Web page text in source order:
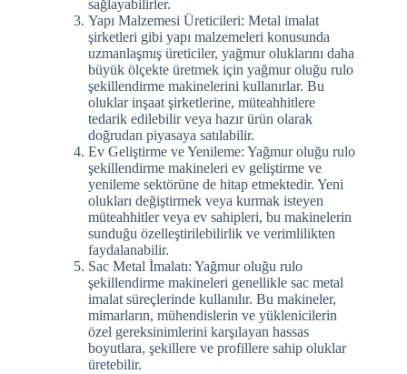
sağlayabilirler.
Yapı Malzemesi Üreticileri: Metal imalat
şirketleri gibi yapı malzemeleri konusunda
uzmanlaşmış üreticiler, yağmur oluklarını daha
büyük ölçekte üretmek için yağmur oluğu rulo
şekillendirme makinelerini kullanırlar. Bu
oluklar inşaat şirketlerine, müteahhitlere
tedarik edilebilir veya hazır ürün olarak
doğrudan piyasaya satılabilir.
Ev Geliştirme ve Yenileme: Yağmur oluğu rulo
şekillendirme makineleri ev geliştirme ve
yenileme sektörüne de hitap etmektedir. Yeni
olukları değiştirmek veya kurmak isteyen
müteahhitler veya ev sahipleri, bu makinelerin
sunduğu özelleştirilebilirlik ve verimlilikten
faydalanabilir.
Sac Metal İmalatı: Yağmur oluğu rulo
şekillendirme makineleri genellikle sac metal
imalat süreçlerinde kullanılır. Bu makineler,
mimarların, mühendislerin ve yüklenicilerin
özel gereksinimlerini karşılayan hassas
boyutlara, şekillere ve profillere sahip oluklar
üretebilir.